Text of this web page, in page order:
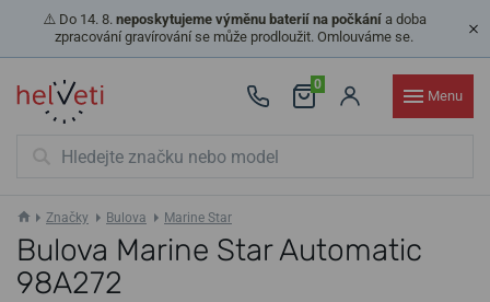
⚠️ Do 14. 8. neposkytujeme výměnu baterií na počkánía doba
zpracování gravírování se může prodloužit. Omlouváme se.
0
Menu
Značky Bulova Marine Star
Bulova Marine Star Automatic
98A272